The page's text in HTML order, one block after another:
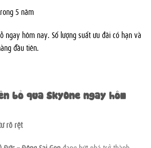
5 năm
ngay hôm nay. Số lượng suất ưu đãi có hạn và
đầu tiên.
bỏ qua SkyOne ngay hôm
rõ rệt